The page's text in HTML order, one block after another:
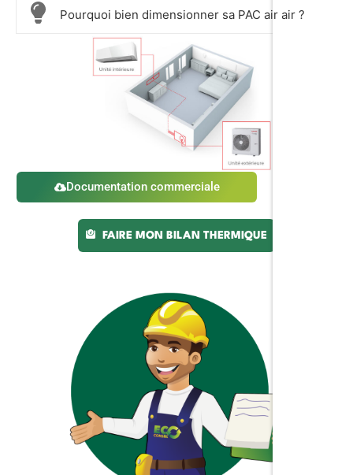
Pourquoi bien dimensionner sa PAC air air ?
Documentation commerciale
FAIRE MON BILAN THERMIQUE